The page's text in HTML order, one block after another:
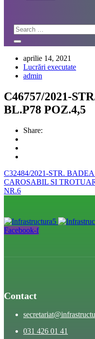
aprilie 14, 2021
Lucrări executate
admin
C46757/2021-
BL.P78 POZ.4,5
Share:
C32484/2021-STR.
CAROSABIL SI
NR.6
Facebook-f
Contact
031 426 01 41